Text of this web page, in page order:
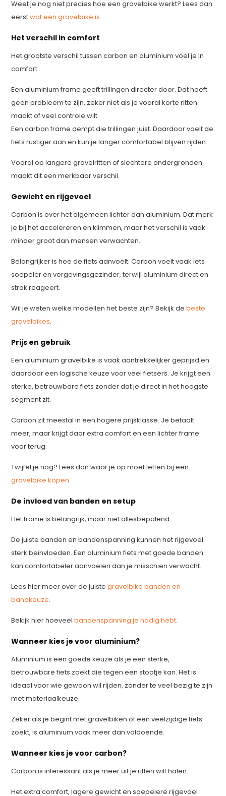
Weet je nog niet precies hoe een gravelbike werkt? Lees dan
eerstwat een gravelbike is.
Het verschil in comfort
Het grootste verschil tussen carbon en aluminium voel je in
comfort.
Een aluminium frame geeft trillingen directer door. Dat hoeft
geen probleem te zijn, zeker niet als je vooral korte ritten
maakt of veel controle wilt.
Een carbon frame dempt die trillingen juist. Daardoor voelt de
fiets rustiger aan en kun je langer comfortabel blijven rijden.
Vooral op langere gravelritten of slechtere ondergronden
maakt dit een merkbaar verschil.
Gewicht en rijgevoel
Carbon is over het algemeen lichter dan aluminium. Dat merk
je bij het accelereren en klimmen, maar het verschil is vaak
minder groot dan mensen verwachten.
Belangrijker is hoe de fiets aanvoelt. Carbon voelt vaak iets
soepeler en vergevingsgezinder, terwijl aluminium direct en
strak reageert.
Wil je weten welke modellen het beste zijn? Bekijk debeste
gravelbikes.
Prijs en gebruik
Een aluminium gravelbike is vaak aantrekkelijker geprijsd en
daardoor een logische keuze voor veel fietsers. Je krijgt een
sterke, betrouwbare fiets zonder dat je direct in het hoogste
segment zit.
Carbon zit meestal in een hogere prijsklasse. Je betaalt
meer, maar krijgt daar extra comfort en een lichter frame
voor terug.
Twijfel je nog? Lees dan waar je op moet letten bij een
gravelbike kopen.
De invloed van banden en setup
Het frame is belangrijk, maar niet allesbepalend.
De juiste banden en bandenspanning kunnen het rijgevoel
sterk beïnvloeden. Een aluminium fiets met goede banden
kan comfortabeler aanvoelen dan je misschien verwacht.
Lees hier meer over de juistegravelbike banden en
bandkeuze.
Bekijk hier hoeveelbandenspanning je nodig hebt.
Wanneer kies je voor aluminium?
Aluminium is een goede keuze als je een sterke,
betrouwbare fiets zoekt die tegen een stootje kan. Het is
ideaal voor wie gewoon wil rijden, zonder te veel bezig te zijn
met materiaalkeuze.
Zeker als je begint met gravelbiken of een veelzijdige fiets
zoekt, is aluminium vaak meer dan voldoende.
Wanneer kies je voor carbon?
Carbon is interessant als je meer uit je ritten wilt halen.
Het extra comfort, lagere gewicht en soepelere rijgevoel